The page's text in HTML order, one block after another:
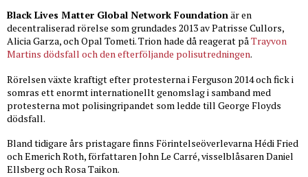
Black Lives Matter Global Network Foundationär en
decentraliserad rörelse som grundades 2013 av Patrisse Cullors,
Alicia Garza, och Opal Tometi. Trion hade då reagerat påTrayvon
Martins dödsfall och den efterföljande polisutredningen.
Rörelsen växte kraftigt efter protesterna i Ferguson 2014 och fick i
somras ett enormt internationellt genomslag i samband med
protesterna mot polisingripandet som ledde till George Floyds
dödsfall.
Bland tidigare års pristagare finns Förintelseöverlevarna Hédi Fried
och Emerich Roth, författaren John Le Carré, visselblåsaren Daniel
Ellsberg och Rosa Taikon.